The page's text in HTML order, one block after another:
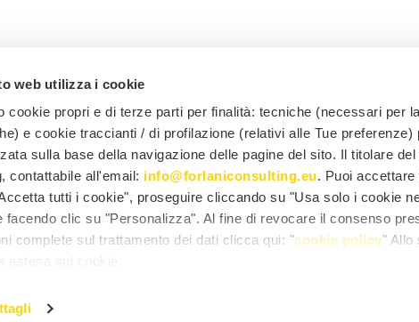
web utilizza i cookie
cookie propri e di terze parti per finalità: tecniche (necessari per
e cookie traccianti / di profilazione (relativi alle Tue preferenze)
sulla base della navigazione delle pagine del sito. Il titolare
contattabile all'email: info@forlaniconsulting.eu. Puoi
tutti i cookie", proseguire cliccando su "Usa solo i cookie
facendo clic su "Personalizza". Al fine di revocare il consenso
complete sul trattamento dei dati clicca qui: "cookie policy" Allo
estesa sui cookie.
Rimini (RN)
© 2025 FORLANI
© 2025 FORLANI